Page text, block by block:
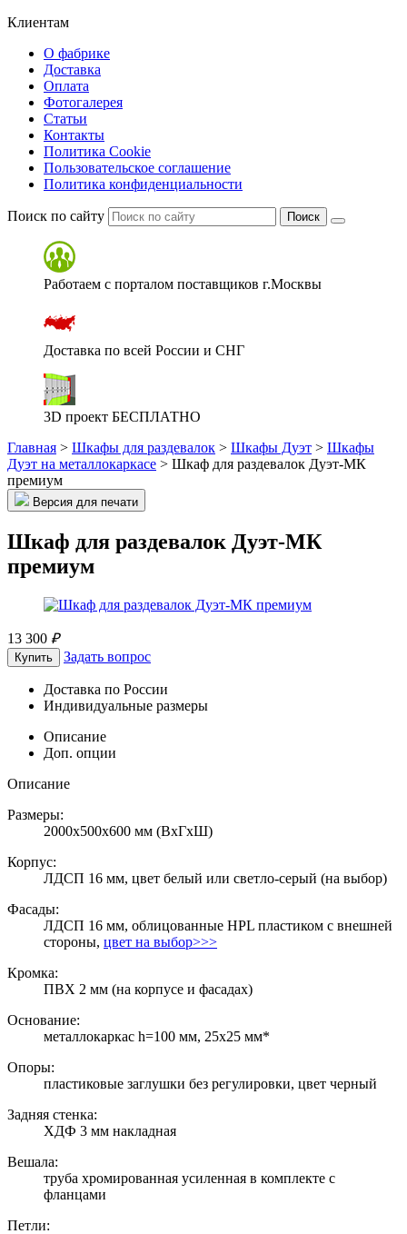
Клиентам
О фабрике
Доставка
Оплата
Фотогалерея
Статьи
Контакты
Политика Cookie
Пользовательское соглашение
Политика конфиденциальности
Поиск по сайту Поиск
Работаем с порталом поставщиков г.Москвы
Доставка по всей России и СНГ
3D проект БЕСПЛАТНО
Главная > Шкафы для раздевалок > Шкафы Дуэт > Шкафы
Дуэт на металлокаркасе > Шкаф для раздевалок Дуэт-МК
премиум
Версия для печати
Шкаф для раздевалок Дуэт-МК
премиум
13 300 ₽
Купить Задать вопрос
Доставка по России
Индивидуальные размеры
Описание
Доп. опции
Описание
Размеры:
2000х500х600 мм (ВхГхШ)
Корпус:
ЛДСП 16 мм, цвет белый или светло-серый (на выбор)
Фасады:
ЛДСП 16 мм, облицованные HPL пластиком с внешней
стороны, цвет на выбор>>>
Кромка:
ПВХ 2 мм (на корпусе и фасадах)
Основание:
металлокаркас h=100 мм, 25х25 мм*
Опоры:
пластиковые заглушки без регулировки, цвет черный
Задняя стенка:
ХДФ 3 мм накладная
Вешала:
труба хромированная усиленная в комплекте с
фланцами
Петли: